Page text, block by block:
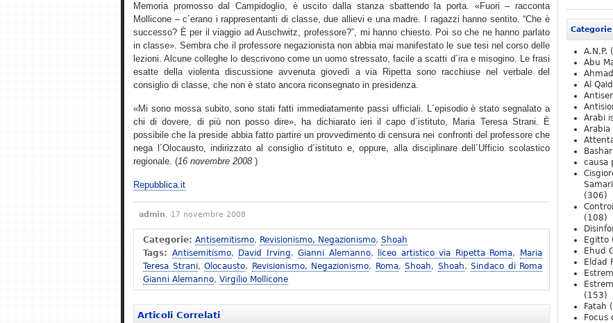
Memoria promosso dal Campidoglio, è uscito dalla stanza sbattendo la porta. «Fuori – racconta
Mollicone – c´erano i rappresentanti di classe, due allievi e una madre. I ragazzi hanno sentito. “Che è
successo? È per il viaggio ad Auschwitz, professore?”, mi hanno chiesto. Poi so che ne hanno parlato
in classe». Sembra che il professore negazionista non abbia mai manifestato le sue tesi nel corso delle
lezioni. Alcune colleghe lo descrivono come un uomo stressato, facile a scatti d´ira e misogino. Le frasi
esatte della violenta discussione avvenuta giovedì a via Ripetta sono racchiuse nel verbale del
consiglio di classe, che non è stato ancora riconsegnato in presidenza.
«Mi sono mossa subito, sono stati fatti immediatamente passi ufficiali. L´episodio è stato segnalato a
chi di dovere, di più non posso dire», ha dichiarato ieri il capo d´istituto, Maria Teresa Strani. È
possibile che la preside abbia fatto partire un provvedimento di censura nei confronti del professore che
nega l´Olocausto, indirizzato al consiglio d´istituto e, oppure, alla disciplinare dell´Ufficio scolastico
regionale. (16 novembre 2008 )
Repubblica.it
admin, 17 novembre 2008
Categorie: Antisemitismo, Revisionismo, Negazionismo, Shoah
Tags: Antisemitismo, David Irving,Gianni Alemanno, liceo artistico via Ripetta Roma,
Maria
Teresa Strani, Olocausto, Revisionismo, Negazionismo, Roma, Shoah, Shoah, Sindaco di Roma
Gianni Alemanno, Virgilio Mollicone
Articoli Correlati
Categorie
A.N.P.
Abu
Al
Arabi
Arabia
causa
(306)
(108)
Egitto
Ehud
Eldad
(153)
Fatah
Focus